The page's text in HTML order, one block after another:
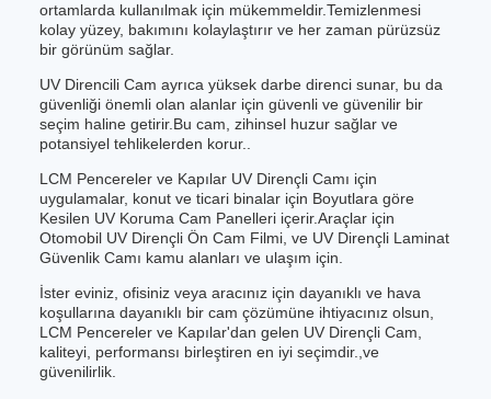
ortamlarda kullanılmak için mükemmeldir.Temizlenmesi
kolay yüzey, bakımını kolaylaştırır ve her zaman pürüzsüz
bir görünüm sağlar.
UV Direncili Cam ayrıca yüksek darbe direnci sunar, bu da
güvenliği önemli olan alanlar için güvenli ve güvenilir bir
seçim haline getirir.Bu cam, zihinsel huzur sağlar ve
potansiyel tehlikelerden korur..
LCM Pencereler ve Kapılar UV Dirençli Camı için
uygulamalar, konut ve ticari binalar için Boyutlara göre
Kesilen UV Koruma Cam Panelleri içerir.Araçlar için
Otomobil UV Dirençli Ön Cam Filmi, ve UV Dirençli Laminat
Güvenlik Camı kamu alanları ve ulaşım için.
İster eviniz, ofisiniz veya aracınız için dayanıklı ve hava
koşullarına dayanıklı bir cam çözümüne ihtiyacınız olsun,
LCM Pencereler ve Kapılar'dan gelen UV Dirençli Cam,
kaliteyi, performansı birleştiren en iyi seçimdir.,ve
güvenilirlik.